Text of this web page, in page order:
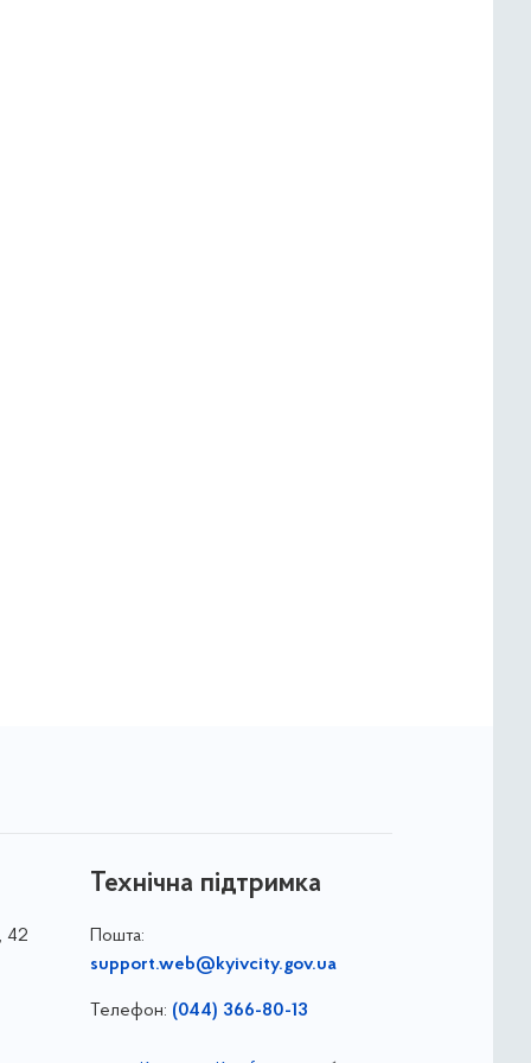
42
Технічна підтримка
Пошта:
support.web@kyivcity.gov.ua
Телефон: (044) 366-80-13